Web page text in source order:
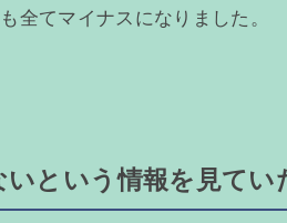
全てマイナスになりました。
という情報を見てい